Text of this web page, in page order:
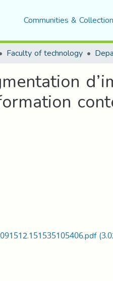
Communities &
Faculty of technology